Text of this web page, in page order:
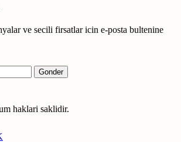
ve secili firsatlar icin e-posta bultenine
Gonder
haklari saklidir.